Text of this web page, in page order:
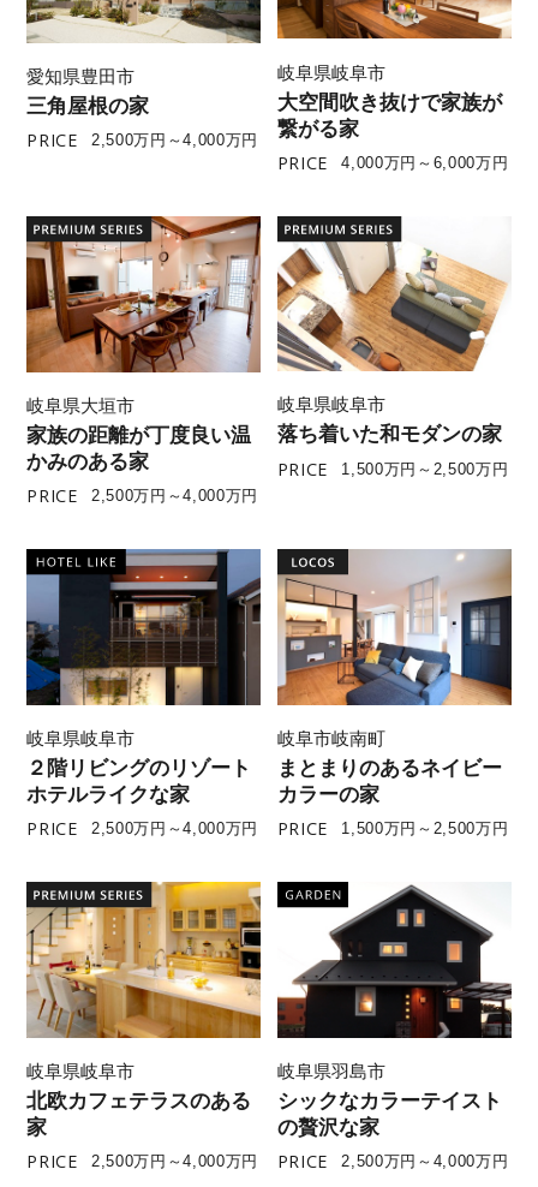
愛知県豊田市
三角屋根の家
PRICE
2,500万円～4,000万円
岐阜県岐阜市
大空間吹き抜けで家族が
繋がる家
PRICE
4,000万円～6,000万円
岐阜県大垣市
家族の距離が丁度良い温
かみのある家
PRICE
2,500万円～4,000万円
岐阜県岐阜市
落ち着いた和モダンの家
PRICE
1,500万円～2,500万円
岐阜県岐阜市
２階リビングのリゾート
ホテルライクな家
PRICE
2,500万円～4,000万円
岐阜市岐南町
まとまりのあるネイビー
カラーの家
PRICE
1,500万円～2,500万円
岐阜県岐阜市
北欧カフェテラスのある
家
PRICE
2,500万円～4,000万円
岐阜県羽島市
シックなカラーテイスト
の贅沢な家
PRICE
2,500万円～4,000万円